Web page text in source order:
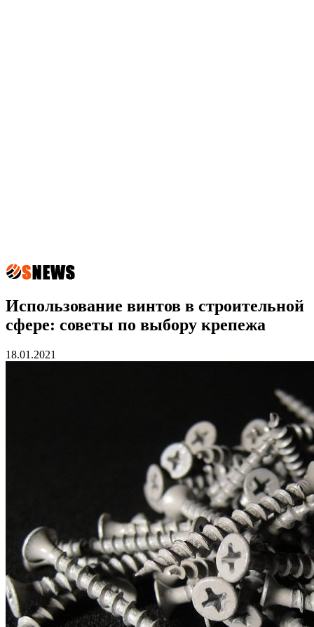
Использование винтов в строительной
сфере: советы по выбору крепежа
18.01.2021